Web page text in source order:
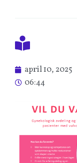
april 10, 2025
06:44